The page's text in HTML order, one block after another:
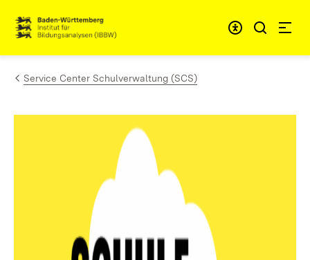
Zum Inhalt springen
Link zur Startseite
Service Center Schulverwaltung (SCS)